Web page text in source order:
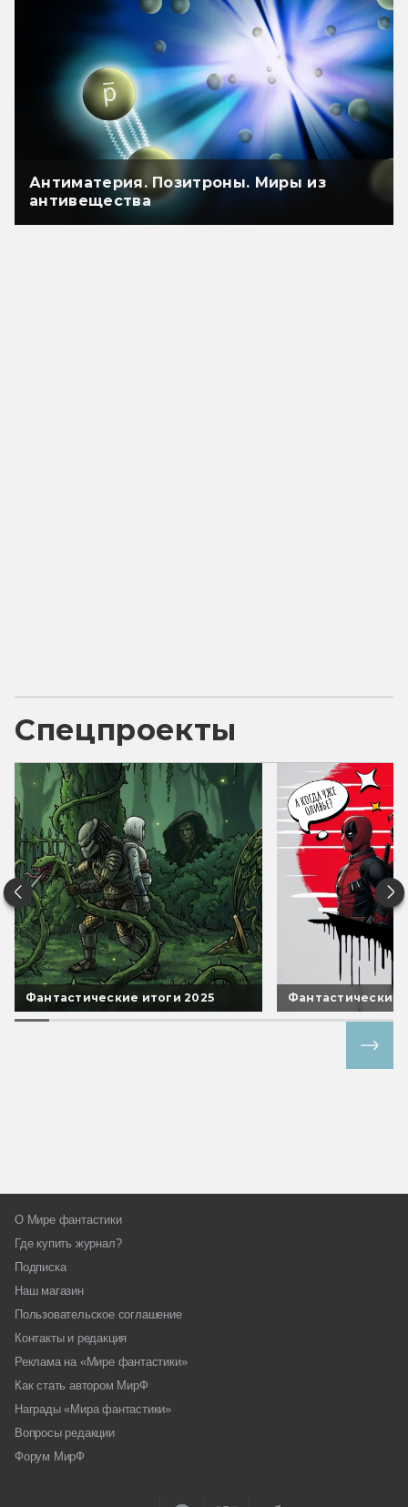
Антиматерия. Позитроны. Миры из
антивещества
Спецпроекты
Фантастические итоги 2025 Фантастические
О Мире фантастики
Где купить журнал?
Подписка
Наш магазин
Пользовательское соглашение
Контакты и редакция
Реклама на «Мире фантастики»
Как стать автором МирФ
Награды «Мира фантастики»
Вопросы редакции
Форум МирФ